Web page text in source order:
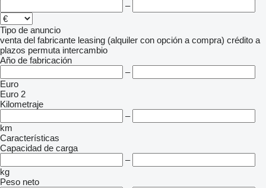
–
Tipo de anuncio
venta del fabricante leasing (alquiler con opción a compra) crédito a
plazos permuta intercambio
Año de fabricación
–
Euro
Euro 2
Kilometraje
–
km
Características
Capacidad de carga
–
kg
Peso neto